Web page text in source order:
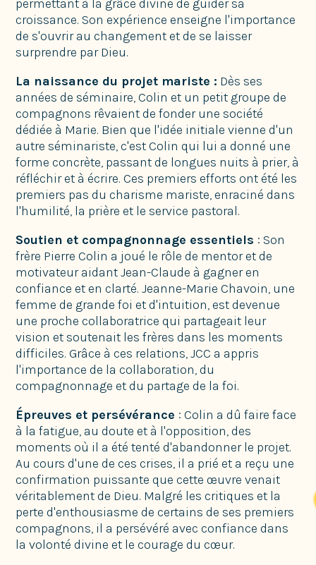
permettant à la grâce divine de guider sa
croissance. Son expérience enseigne l'importance
de s'ouvrir au changement et de se laisser
surprendre par Dieu.
La naissance du projet mariste : Dès ses
années de séminaire, Colin et un petit groupe de
compagnons rêvaient de fonder une société
dédiée à Marie. Bien que l'idée initiale vienne d'un
autre séminariste, c'est Colin qui lui a donné une
forme concrète, passant de longues nuits à prier, à
réfléchir et à écrire. Ces premiers efforts ont été les
premiers pas du charisme mariste, enraciné dans
l'humilité, la prière et le service pastoral.
Soutien et compagnonnage essentiels : Son
frère Pierre Colin a joué le rôle de mentor et de
motivateur aidant Jean-Claude à gagner en
confiance et en clarté. Jeanne-Marie Chavoin, une
femme de grande foi et d'intuition, est devenue
une proche collaboratrice qui partageait leur
vision et soutenait les frères dans les moments
difficiles. Grâce à ces relations, JCC a appris
l'importance de la collaboration, du
compagnonnage et du partage de la foi.
Épreuves et persévérance : Colin a dû faire face
à la fatigue, au doute et à l'opposition, des
moments où il a été tenté d'abandonner le projet.
Au cours d'une de ces crises, il a prié et a reçu une
confirmation puissante que cette œuvre venait
véritablement de Dieu. Malgré les critiques et la
perte d'enthousiasme de certains de ses premiers
compagnons, il a persévéré avec confiance dans
la volonté divine et le courage du cœur.